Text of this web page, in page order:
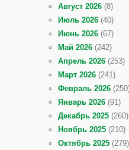
Август 2026 (8)
Июль 2026 (40)
Июнь 2026 (67)
Май 2026 (242)
Апрель 2026 (253)
Март 2026 (241)
Февраль 2026
Январь 2026 (91)
Декабрь 2025 (260)
Ноябрь 2025 (210)
Октябрь 2025 (279)